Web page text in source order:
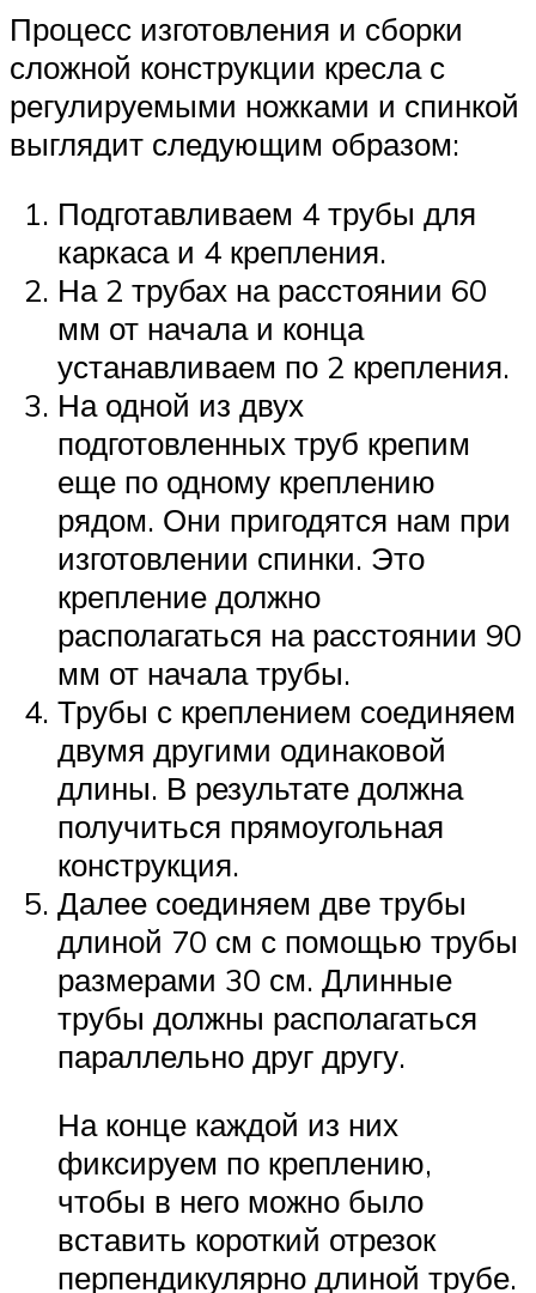
Процесс изготовления и сборки
сложной конструкции кресла с
регулируемыми ножками и спинкой
выглядит следующим образом:
Подготавливаем 4 трубы для
каркаса и 4 крепления.
На 2 трубах на расстоянии 60
мм от начала и конца
устанавливаем по 2 крепления.
На одной из двух
подготовленных труб крепим
еще по одному креплению
рядом. Они пригодятся нам при
изготовлении спинки. Это
крепление должно
располагаться на расстоянии 90
мм от начала трубы.
Трубы с креплением соединяем
двумя другими одинаковой
длины. В результате должна
получиться прямоугольная
конструкция.
Далее соединяем две трубы
длиной 70 см с помощью трубы
размерами 30 см. Длинные
трубы должны располагаться
параллельно друг другу.
На конце каждой из них
фиксируем по креплению,
чтобы в него можно было
вставить короткий отрезок
перпендикулярно длиной трубе.